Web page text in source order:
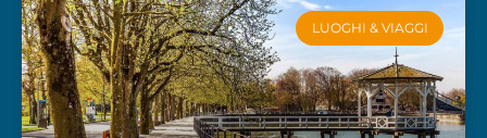
LUOGHI & VIAGGI